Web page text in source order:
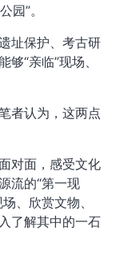
园”。
址保护、考古研
“亲临”现场、
者认为，这两点
对面，感受文化
流的“第一现
、欣赏文物、
了解其中的一石